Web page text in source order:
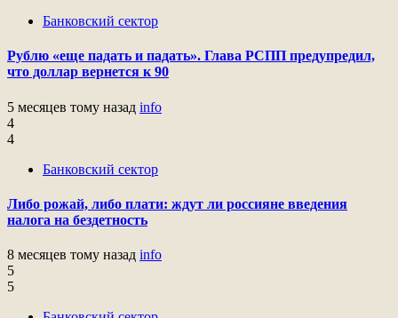
Банковский сектор
Рублю «еще падать и падать». Глава РСПП предупредил,
что доллар вернется к 90
5 месяцев тому назад info
4
4
Банковский сектор
Либо рожай, либо плати: ждут ли россияне введения
налога на бездетность
8 месяцев тому назад info
5
5